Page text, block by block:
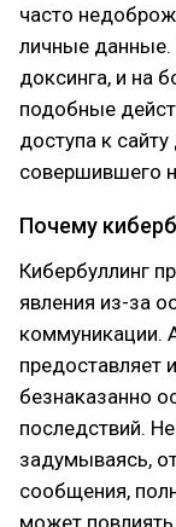
часто
личные данные.
доксинга, и на
подобные
доступа к
совершившего
Почему
Кибербуллинг
явления из-за
коммуникации.
предоставляет
безнаказанно
последствий.
задумываясь,
сообщения,
может